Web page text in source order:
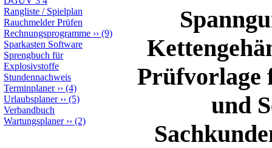
Rangliste / Spielplan
Rauchmelder Prüfen
Rechnungsprogramme ›› (9)
Sparkasten Software
Sprengbuch für
Explosivstoffe
Stundennachweis
Terminplaner›› (4)
Urlaubsplaner›› (5)
Verbandbuch
Wartungsplaner›› (2)
Prüfvorlage
und